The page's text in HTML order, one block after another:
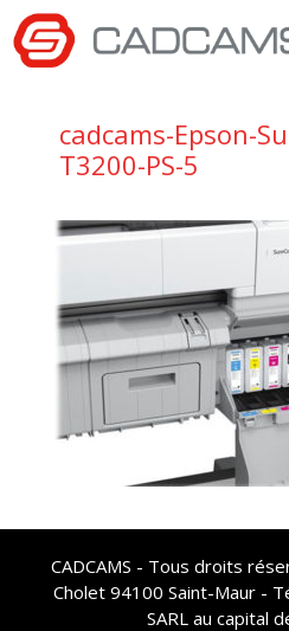
Aller
au
contenu
cadcams-Epson-
T3200-PS-5
CADCAMS - Tous droits
Cholet 94100 Saint-Maur -
SARL au capital